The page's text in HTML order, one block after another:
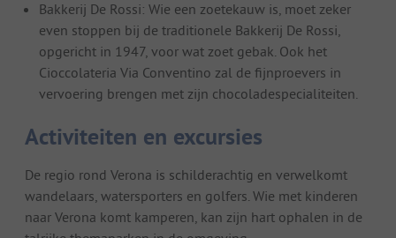
Bakkerij De Rossi: Wie een zoetekauw is, moet zeker
even stoppen bij de traditionele Bakkerij De Rossi,
opgericht in 1947, voor wat zoet gebak. Ook het
Cioccolateria Via Conventino zal de fijnproevers in
vervoering brengen met zijn chocoladespecialiteiten.
Activiteiten en excursies
De regio rond Verona is schilderachtig en verwelkomt
wandelaars, watersporters en golfers. Wie met kinderen
naar Verona komt kamperen, kan zijn hart ophalen in de